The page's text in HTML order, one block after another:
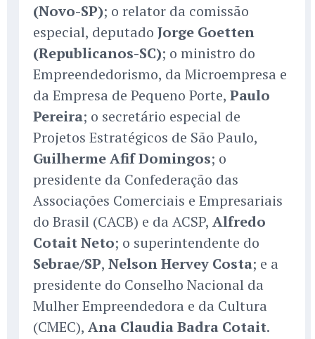
(Novo-SP); o relator da comissão
especial, deputado Jorge Goetten
(Republicanos-SC); o ministro do
Empreendedorismo, da Microempresa e
da Empresa de Pequeno Porte, Paulo
Pereira; o secretário especial de
Projetos Estratégicos de São Paulo,
Guilherme Afif Domingos; o
presidente da Confederação das
Associações Comerciais e Empresariais
do Brasil (CACB) e da ACSP, Alfredo
Cotait Neto; o superintendente do
Sebrae/SP, Nelson Hervey Costa; e a
presidente do Conselho Nacional da
Mulher Empreendedora e da Cultura
(CMEC), Ana Claudia Badra Cotait.